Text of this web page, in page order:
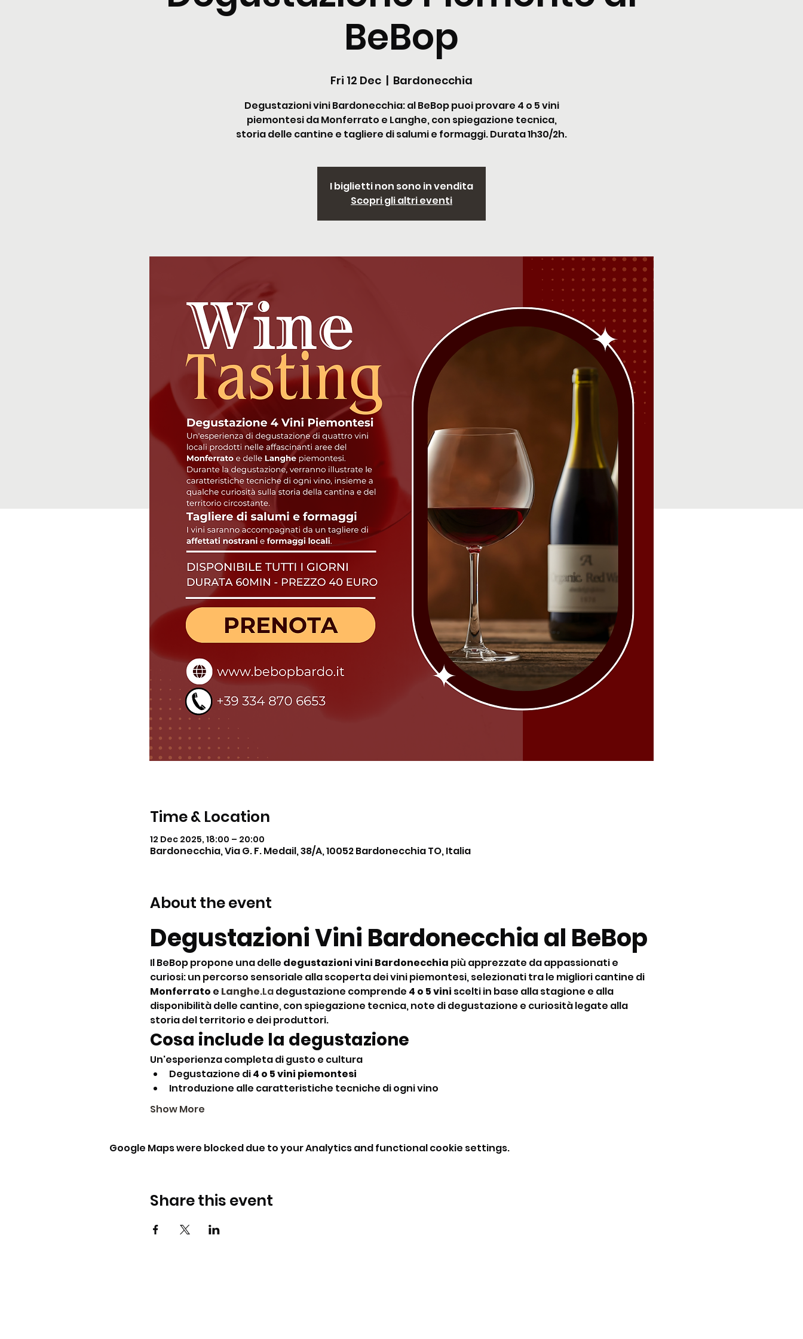
BeBop
Fri 12 Dec
  |
Bardonecchia
Degustazioni vini Bardonecchia: al BeBop puoi provare 4 o 5 vini
piemontesi da Monferrato e Langhe, con spiegazione tecnica,
storia delle cantine e tagliere di salumi e formaggi. Durata 1h30/2h.
I biglietti non sono in vendita
Scopri gli altri eventi
Time & Location
12 Dec 2025, 18:00 – 20:00
Bardonecchia, Via G. F. Medail, 38/A, 10052 Bardonecchia TO, Italia
About the event
Degustazioni Vini Bardonecchia al BeBop
Il BeBop propone una delle degustazioni vini Bardonecchia più apprezzate da appassionati e
curiosi: un percorso sensoriale alla scoperta dei vini piemontesi, selezionati tra le migliori cantine di
Monferrato e Langhe.La degustazione comprende 4 o 5 vini scelti in base alla stagione e alla
disponibilità delle cantine, con spiegazione tecnica, note di degustazione e curiosità legate alla
storia del territorio e dei produttori.
Cosa include la degustazione
Un'esperienza completa di gusto e cultura
Degustazione di 4 o 5 vini piemontesi
Introduzione alle caratteristiche tecniche di ogni vino
Show More
Google Maps were blocked due to your Analytics and functional cookie settings.
Share this event